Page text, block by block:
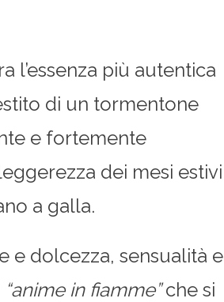
l’essenza più autentica
di un tormentone
e fortemente
dei mesi estivi
a galla.
e dolcezza, sensualità e
“anime in fiamme”che si